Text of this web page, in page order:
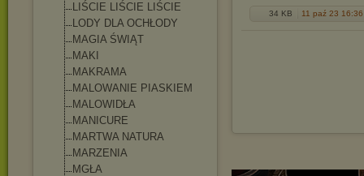
LIŚCIE LIŚCIE LIŚCIE
LODY DLA OCHŁODY
MAGIA ŚWIĄT
MAKI
MAKRAMA
MALOWANIE PIASKIEM
MALOWIDŁA
MANICURE
MARTWA NATURA
MARZENIA
MGŁA
34 KB 11 paź 23 16:36